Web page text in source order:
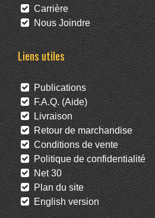
Carrière
Nous Joindre
Liens utiles
Publications
F.A.Q. (Aide)
Livraison
Retour de marchandise
Conditions de vente
Politique de confidentialité
Net 30
Plan du site
English version